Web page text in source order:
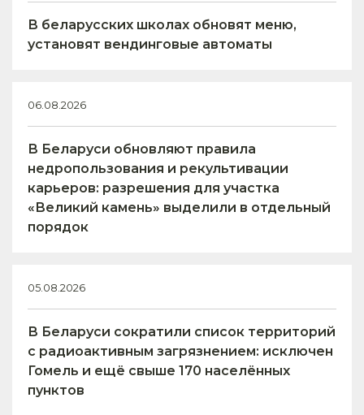
В беларусских школах обновят меню,
установят вендинговые автоматы
06.08.2026
В Беларуси обновляют правила
недропользования и рекультивации
карьеров: разрешения для участка
«Великий камень» выделили в отдельный
порядок
05.08.2026
В Беларуси сократили список территорий
с радиоактивным загрязнением: исключен
Гомель и ещё свыше 170 населённых
пунктов